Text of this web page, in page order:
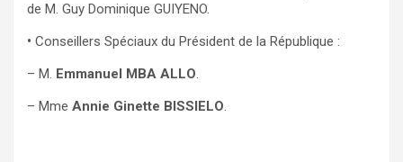
de M. Guy Dominique GUIYENO.
• Conseillers Spéciaux du Président de la République :
– M. Emmanuel MBA ALLO.
– Mme Annie Ginette BISSIELO.